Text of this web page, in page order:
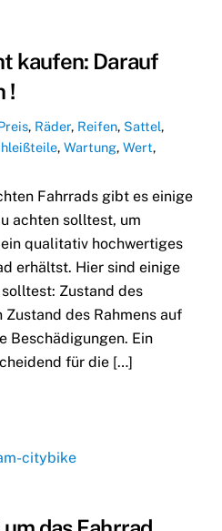
kaufen: Darauf
!
, Räder, Reifen, Sattel,
,Wartung,Wert,
Fahrrads gibt es einige
achten solltest, um
qualitativ hochwertiges
erhältst. Hier sind einige
Zustand des
Zustand des Rahmens auf
Beschädigungen. Ein
für die […]